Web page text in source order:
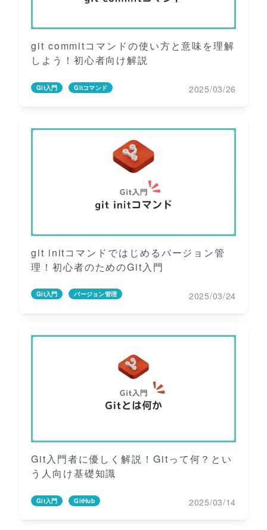
git commitコマンドの使い方と意味を理解
しよう！初心者向け解説
Git入門 Gitコマンド 2025/03/26
git initコマンドではじめるバージョン管
理！初心者のためのGit入門
Git入門 バージョン管理 2025/03/24
Git入門者に優しく解説！Gitって何？とい
う人向け基礎知識
Git入門 GitHub 2025/03/14